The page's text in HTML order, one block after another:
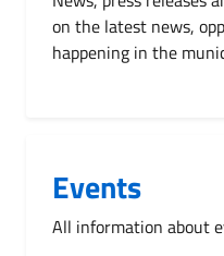
on the latest news,
happening in the
Events
All information about